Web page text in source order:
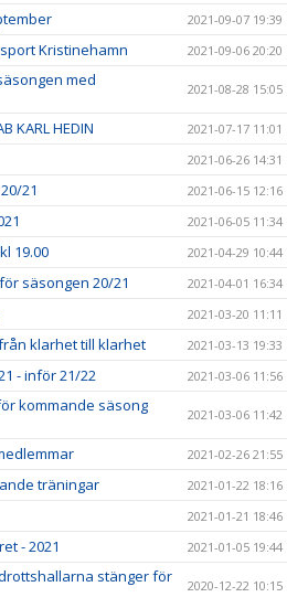
2021-09-07 19:39
Kristinehamn 2021-09-06 20:20
med
2021-08-28 15:05
KARL HEDIN 2021-07-17 11:01
2021-06-26 14:31
21 2021-06-15 12:16
2021-06-05 11:34
19.00 2021-04-29 10:44
säsongen 20/21 2021-04-01 16:34
2021-03-20 11:11
klarhet till klarhet 2021-03-13 19:33
- inför 21/22 2021-03-06 11:56
kommande säsong
2021-03-06 11:42
2021-02-26 21:55
träningar 2021-01-22 18:16
2021-01-21 18:46
- 2021 2021-01-05 19:44
stänger för
2020-12-22 10:15